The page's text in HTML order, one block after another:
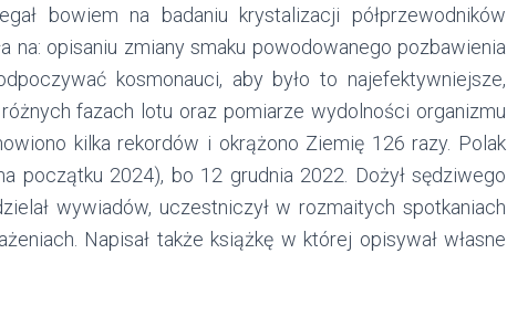
bowiem na badaniu krystalizacji półprzewodników
na: opisaniu zmiany smaku powodowanego pozbawienia
kosmonauci, aby było to najefektywniejsze,
fazach lotu oraz pomiarze wydolności organizmu
kilka rekordów i okrążono Ziemię 126 razy. Polak
początku 2024), bo 12 grudnia 2022. Dożył sędziwego
wywiadów, uczestniczył w rozmaitych spotkaniach
Napisał także książkę w której opisywał własne